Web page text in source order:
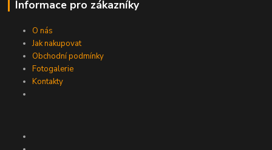
Informace pro zákazníky
O nás
Jak nakupovat
Obchodní podmínky
Fotogalerie
Kontakty